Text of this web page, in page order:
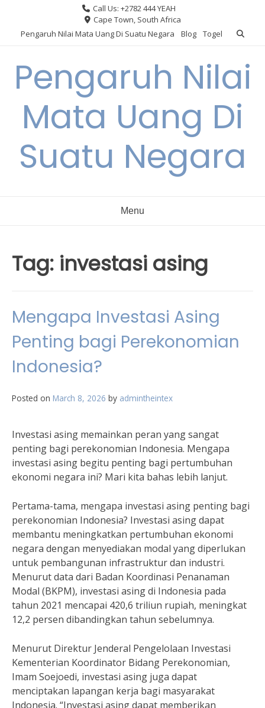
content
Call Us: +2782 444 YEAH
Cape Town, South Africa
Pengaruh Nilai Mata Uang Di Suatu Negara
Blog Togel
Pengaruh Nilai
Mata Uang Di
Suatu Negara
Menu
Tag: investasi asing
Mengapa Investasi Asing
Penting bagi Perekonomian
Indonesia?
Posted on March 8, 2026 by admintheintex
Investasi asing memainkan peran yang sangat
penting bagi perekonomian Indonesia. Mengapa
investasi asing begitu penting bagi pertumbuhan
ekonomi negara ini? Mari kita bahas lebih lanjut.
Pertama-tama, mengapa investasi asing penting bagi
perekonomian Indonesia? Investasi asing dapat
membantu meningkatkan pertumbuhan ekonomi
negara dengan menyediakan modal yang diperlukan
untuk pembangunan infrastruktur dan industri.
Menurut data dari Badan Koordinasi Penanaman
Modal (BKPM), investasi asing di Indonesia pada
tahun 2021 mencapai 420,6 triliun rupiah, meningkat
12,2 persen dibandingkan tahun sebelumnya.
Menurut Direktur Jenderal Pengelolaan Investasi
Kementerian Koordinator Bidang Perekonomian,
Imam Soejoedi, investasi asing juga dapat
menciptakan lapangan kerja bagi masyarakat
Indonesia. “Investasi asing dapat memberikan